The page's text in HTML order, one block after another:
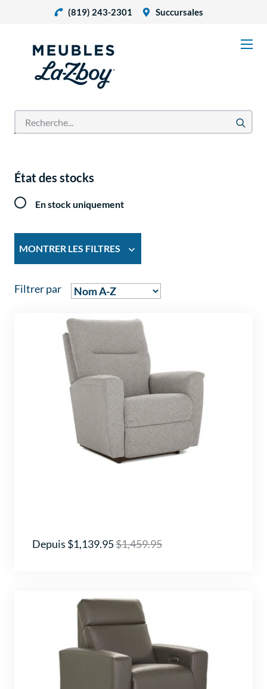
(819) 243-2301 Succursales
Accueil Produits
État des stocks
En stock uniquement
MONTRER LES FILTRES
Filtrer par
Depuis $1,139.95$1,459.95